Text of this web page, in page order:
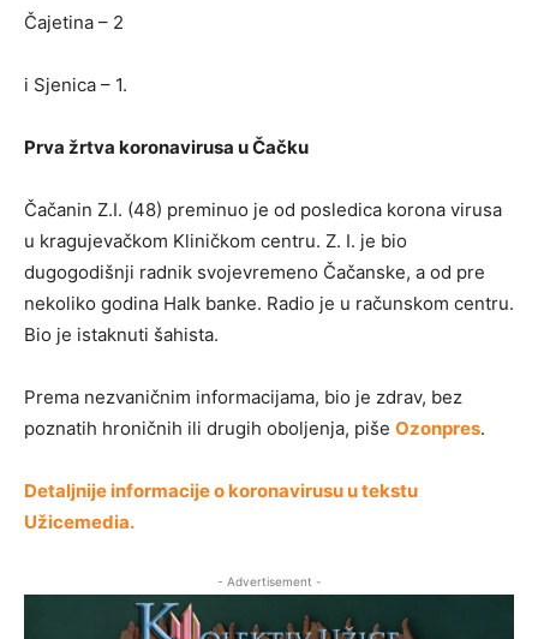
Čajetina – 2
i Sjenica – 1.
Prva žrtva koronavirusa u Čačku
Čačanin Z.I. (48) preminuo je od posledica korona virusa
u kragujevačkom Kliničkom centru. Z. I. je bio
dugogodišnji radnik svojevremeno Čačanske, a od pre
nekoliko godina Halk banke. Radio je u računskom centru.
Bio je istaknuti šahista.
Prema nezvaničnim informacijama, bio je zdrav, bez
poznatih hroničnih ili drugih oboljenja, piše Ozonpres.
Detaljnije informacije o koronavirusu u tekstu
Užicemedia.
- Advertisement -